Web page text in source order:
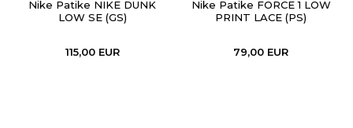
Nike Patike NIKE DUNK
LOW SE (GS)
115,00 EUR
Nike Patike FORCE 1 LOW
PRINT LACE (PS)
79,00 EUR